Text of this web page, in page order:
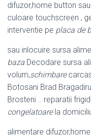
difuzor,home button
culoare touchscreen ,
interventie pe placa de
sau inlocuire sursa
baza Decodare sursa
volum,schimbare
Botosani Brad
Brosteni .. reparatii
congelatoarela
alimentare